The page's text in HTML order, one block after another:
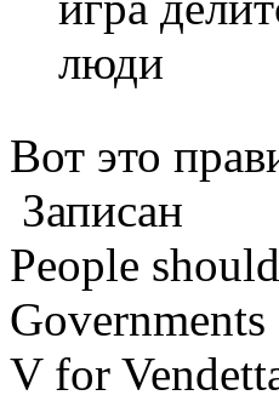
люди
Вот это
Записан
People
V for